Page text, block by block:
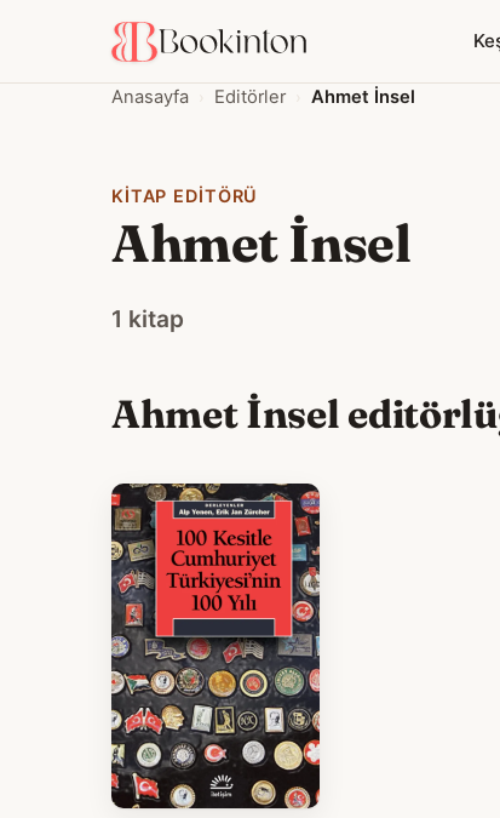
Anasayfa Editörler Ahmet İnsel
KITAP EDITÖRÜ
Ahmet İnsel
1 kitap
Ahmet İnsel